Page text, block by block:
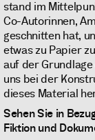
stand im
Co-Autorinnen,
geschnitten hat,
etwas zu Papier
auf der
uns bei der
dieses Material
Sehen Sie in
Fiktion und